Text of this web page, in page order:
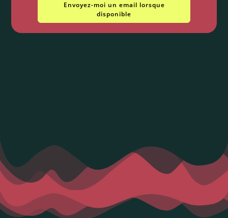
Envoyez-moi un email lorsque
disponible